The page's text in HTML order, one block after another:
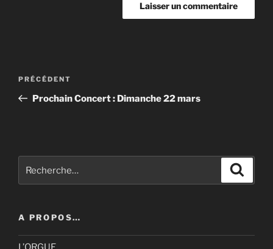
Navigation
l’article
Article
précédent
PRÉCÉDENT
Prochain Concert : Dimanche 22 mars
A PROPOS…